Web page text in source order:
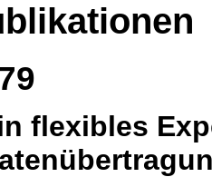
flexibles